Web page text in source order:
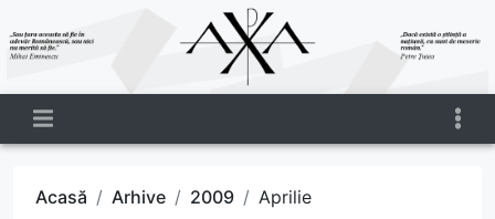
Acasă Arhive 2009 Aprilie